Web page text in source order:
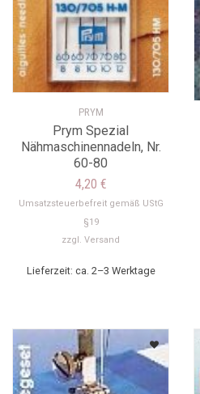
PRYM
Prym Spezial
Nähmaschinennadeln, Nr.
60-80
4,20 €
Umsatzsteuerbefreit gemäß UStG
§19
zzgl. Versand
Lieferzeit: ca. 2–3 Werktage